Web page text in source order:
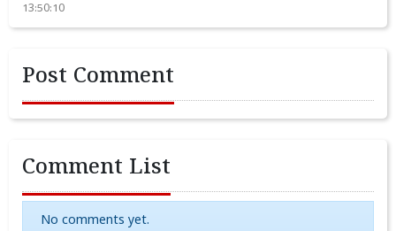
13:50:10
Post Comment
Comment List
No comments yet.